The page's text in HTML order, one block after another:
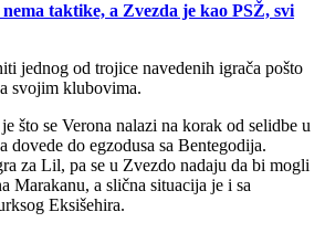
taktike, a Zvezda je kao PSŽ, svi
jednog od trojice navedenih igrača pošto
svojim klubovima.
što se Verona nalazi na korak od selidbe u
dovede do egzodusa sa Bentegodija.
za Lil, pa se u Zvezdo nadaju da bi mogli
Marakanu, a slična situacija je i sa
Eksišehira.